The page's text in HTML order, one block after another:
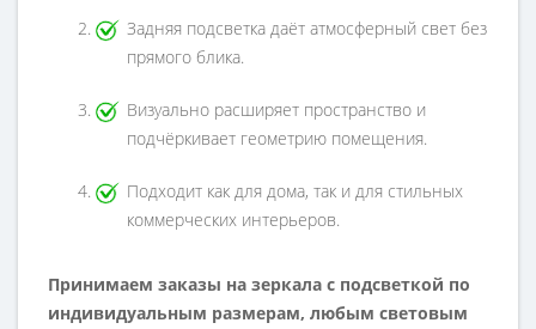
Задняя подсветка даёт атмосферный свет без
прямого блика.
Визуально расширяет пространство и
подчёркивает геометрию помещения.
Подходит как для дома, так и для стильных
коммерческих интерьеров.
Принимаем заказы на зеркала с подсветкой по
индивидуальным размерам, любым световым